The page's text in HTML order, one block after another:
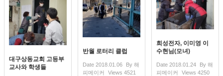
희성전자, 이미영 이
수현님(모녀)
Date 2018.01.24 By 해
피메이커
Views 4250
반월 로터리 클럽
Date 2018.01.06 By 해
피메이커
Views 4521
대구상동교회 고등부
교사와 학생들